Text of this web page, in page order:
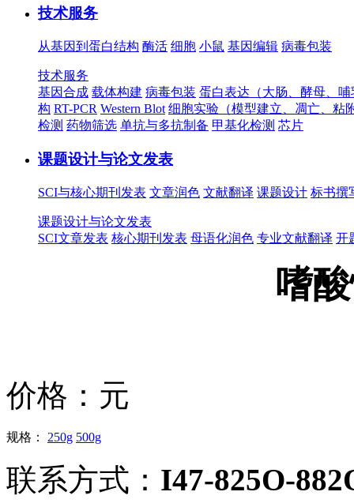
技术服务
从基因到蛋白结构 酶活 细胞 小鼠 基因编辑 病毒包装
技术服务
基因合成 载体构建 病毒包装 蛋白表达（大肠、酵母、
构 RT-PCR Western Blot 细胞实验（模型建立、凋亡、粘
检测 药物筛选 单抗与多抗制备 甲基化检测 芯片
课题设计与论文发表
SCI与核心期刊发表 文章润色 文献翻译 课题设计 标书撰
课题设计与论文发表
SCI文章发表 核心期刊发表 母语化润色 专业文献翻译 开
嗜
价格： 元
规格： 250g 500g
联系方式： I47-825O-